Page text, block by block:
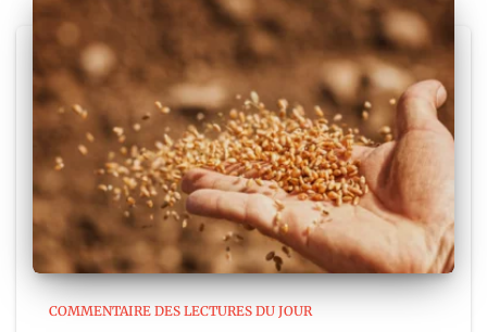
COMMENTAIRE DES LECTURES DU JOUR